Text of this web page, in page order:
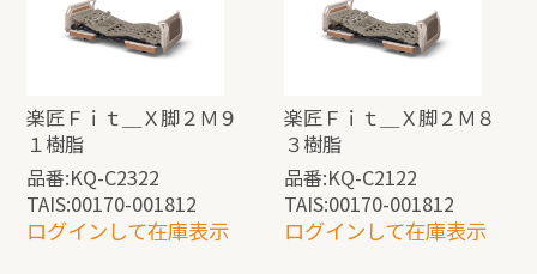
楽匠Ｆｉｔ＿Ｘ脚２Ｍ９
１樹脂
品番:KQ-C2322
TAIS:00170-001812
ログインして在庫表示
楽匠Ｆｉｔ＿Ｘ脚２Ｍ８
３樹脂
品番:KQ-C2122
TAIS:00170-001812
ログインして在庫表示